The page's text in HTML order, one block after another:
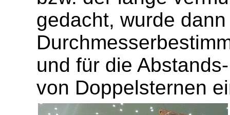
gedacht, wurde
und für die
von Doppelsternen